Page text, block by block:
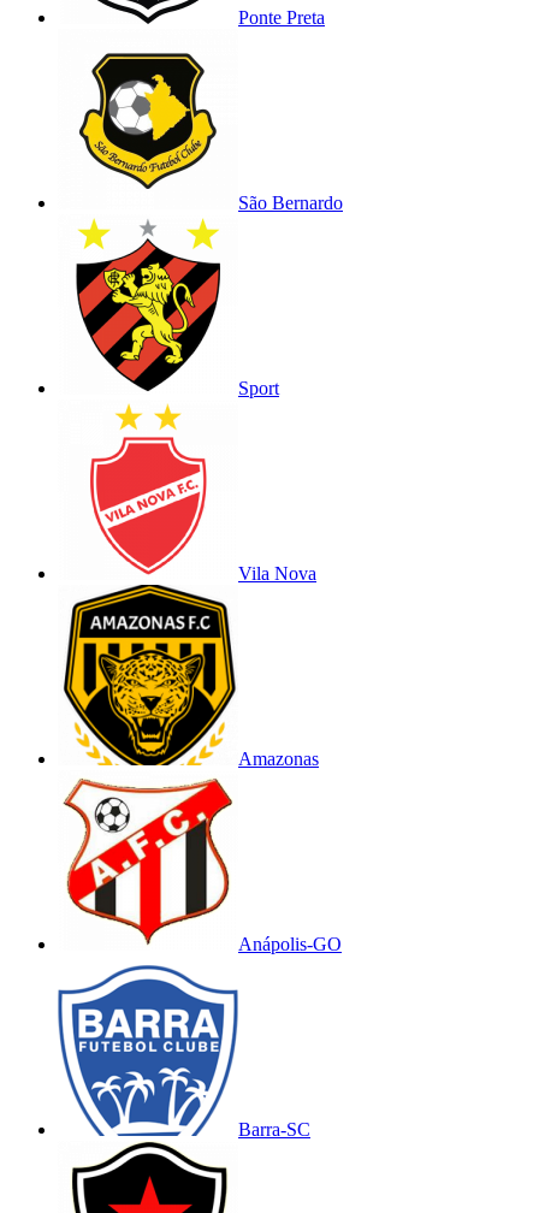
Ponte Preta
São Bernardo
Sport
Vila Nova
Amazonas
Anápolis-GO
Barra-SC